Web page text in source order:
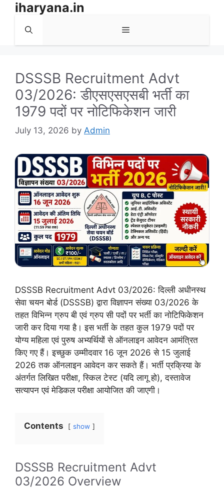
Skip
content
iharyana.in
Menu
DSSSB Recruitment Advt
03/2026: डीएसएसएसबी भर्ती का
1979 पदों पर नोटिफिकेशन जारी
July 13, 2026 by Admin
DSSSB Recruitment Advt 03/2026: दिल्ली अधीनस्थ
सेवा चयन बोर्ड (DSSSB) द्वारा विज्ञापन संख्या 03/2026 के
तहत विभिन्न ग्रुप बी एवं ग्रुप सी पदों पर भर्ती का नोटिफिकेशन
जारी कर दिया गया है। इस भर्ती के तहत कुल 1979 पदों पर
योग्य महिला एवं पुरुष अभ्यर्थियों से ऑनलाइन आवेदन आमंत्रित
किए गए हैं। इच्छुक उम्मीदवार 16 जून 2026 से 15 जुलाई
2026 तक ऑनलाइन आवेदन कर सकते हैं। भर्ती प्रक्रिया के
अंतर्गत लिखित परीक्षा, स्किल टेस्ट (यदि लागू हो), दस्तावेज
सत्यापन एवं मेडिकल परीक्षा आयोजित की जाएगी।
Contents show
DSSSB Recruitment Advt
03/2026 Overview